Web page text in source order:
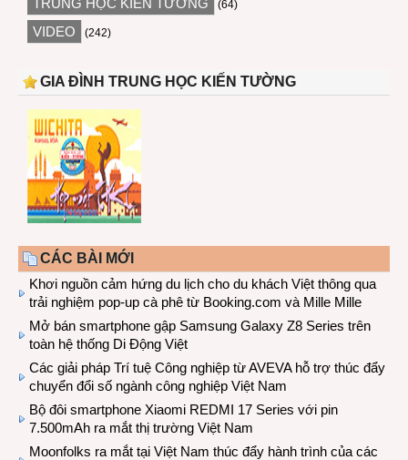
TRUNG HỌC KIẾN TƯỜNG (64)
VIDEO (242)
GIA ĐÌNH TRUNG HỌC KIẾN TƯỜNG
CÁC BÀI MỚI
Khơi nguồn cảm hứng du lịch cho du khách Việt thông qua
trải nghiệm pop-up cà phê từ Booking.com và Mille Mille
Mở bán smartphone gập Samsung Galaxy Z8 Series trên
toàn hệ thống Di Động Việt
Các giải pháp Trí tuệ Công nghiệp từ AVEVA hỗ trợ thúc đẩy
chuyển đổi số ngành công nghiệp Việt Nam
Bộ đôi smartphone Xiaomi REDMI 17 Series với pin
7.500mAh ra mắt thị trường Việt Nam
Moonfolks ra mắt tại Việt Nam thúc đẩy hành trình của các